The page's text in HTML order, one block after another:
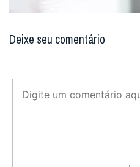
Deixe seu comentário